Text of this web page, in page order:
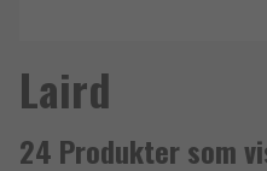
Laird
24 Produkter som